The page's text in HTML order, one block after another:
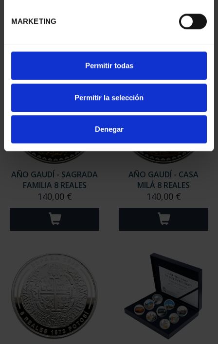
MARKETING
Permitir todas
Permitir la selección
Denegar
140,00 €
AÑO GAUDÍ - SAGRADA
FAMILIA 8 REALES
140,00 €
AÑO GAUDÍ - CASA
MILÁ 8 REALES
140,00 €